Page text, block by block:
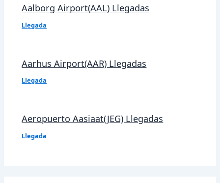
Aalborg Airport(AAL) Llegadas
Llegada
Aarhus Airport(AAR) Llegadas
Llegada
Aeropuerto Aasiaat(JEG) Llegadas
Llegada